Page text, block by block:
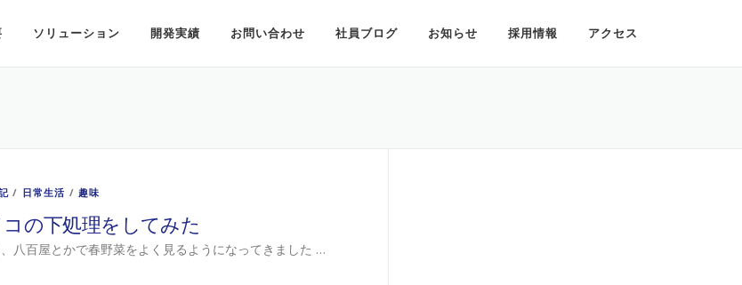
ソリューション 開発実績 お問い合わせ 社員ブログ お知らせ 採用情報 アクセス
/ 日常生活 /趣味
の下処理をしてみた
八百屋とかで春野菜をよく見るようになってきました …